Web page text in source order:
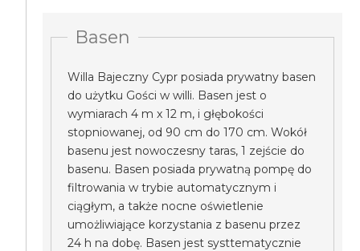
Basen
Willa Bajeczny Cypr posiada prywatny basen
do użytku Gości w willi. Basen jest o
wymiarach 4 m x 12 m, i głębokości
stopniowanej, od 90 cm do 170 cm. Wokół
basenu jest nowoczesny taras, 1 zejście do
basenu. Basen posiada prywatną pompę do
filtrowania w trybie automatycznym i
ciągłym, a także nocne oświetlenie
umożliwiające korzystania z basenu przez
24 h na dobę. Basen jest systtematycznie